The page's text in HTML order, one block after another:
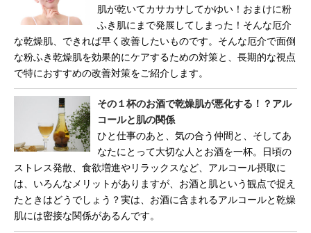
肌が乾いてカサカサしてかゆい！おまけに粉
ふき肌にまで発展してしまった！そんな厄介
な乾燥肌、できれば早く改善したいものです。そんな厄介で面倒
な粉ふき乾燥肌を効果的にケアするための対策と、長期的な視点
で特におすすめの改善対策をご紹介します。
その１杯のお酒で乾燥肌が悪化する！？アル
コールと肌の関係
ひと仕事のあと、気の合う仲間と、そしてあ
なたにとって大切な人とお酒を一杯。日頃の
ストレス発散、食欲増進やリラックスなど、アルコール摂取に
は、いろんなメリットがありますが、お酒と肌という観点で捉え
たときはどうでしょう？実は、お酒に含まれるアルコールと乾燥
肌には密接な関係があるんです。